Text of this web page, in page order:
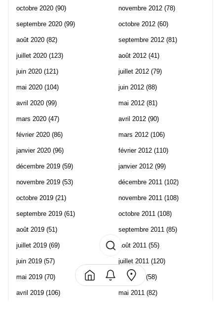
octobre 2020 (90)
septembre 2020 (99)
août 2020 (82)
juillet 2020 (123)
juin 2020 (121)
mai 2020 (104)
avril 2020 (99)
mars 2020 (47)
février 2020 (86)
janvier 2020 (96)
décembre 2019 (59)
novembre 2019 (53)
octobre 2019 (21)
septembre 2019 (61)
août 2019 (51)
juillet 2019 (69)
juin 2019 (57)
mai 2019 (70)
avril 2019 (106)
novembre 2012 (78)
octobre 2012 (60)
septembre 2012 (81)
août 2012 (41)
juillet 2012 (79)
juin 2012 (88)
mai 2012 (81)
avril 2012 (90)
mars 2012 (106)
février 2012 (110)
janvier 2012 (99)
décembre 2011 (102)
novembre 2011 (108)
octobre 2011 (108)
septembre 2011 (85)
août 2011 (55)
juillet 2011 (120)
juin 2011 (58)
mai 2011 (82)